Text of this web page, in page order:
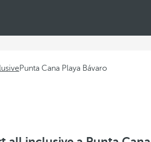
Punta Cana Playa Bávaro